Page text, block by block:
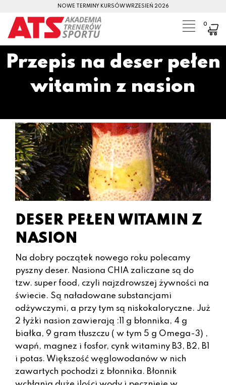
NOWE TERMINY KURSÓW WRZESIEŃ 2026
0
Przepis na deser pełen
witamin z nasion
DESER PEŁEN WITAMIN Z
NASION
Na dobry początek nowego roku polecamy
pyszny deser. Nasiona CHIA zaliczane są do
tzw. super food, czyli najzdrowszej żywności na
świecie. Są naładowane substancjami
odżywczymi, a przy tym są niskokaloryczne. Już
2 łyżki nasion zawierają :11 g błonnika, 4 g
białka, 9 gram tłuszczu ( w tym 5 g Omega-3) ,
wapń, magnez i fosfor, cynk witaminy B3, B2, B1
i potas. Większość węglowodanów w nich
zawartych pochodzi z błonnika. Błonnik